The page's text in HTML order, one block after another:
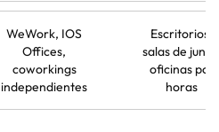
WeWork, IOS
Offices,
coworkings
independientes
Escritorios,
salas de
oficinas por
horas